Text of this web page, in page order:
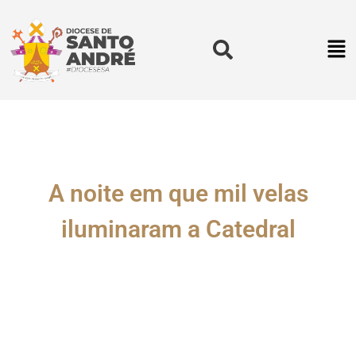
A noite em que mil velas
iluminaram a Catedral